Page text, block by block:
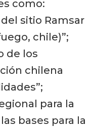
como:
sitio Ramsar
chile)”;
de los
chilena
para la
bases para la